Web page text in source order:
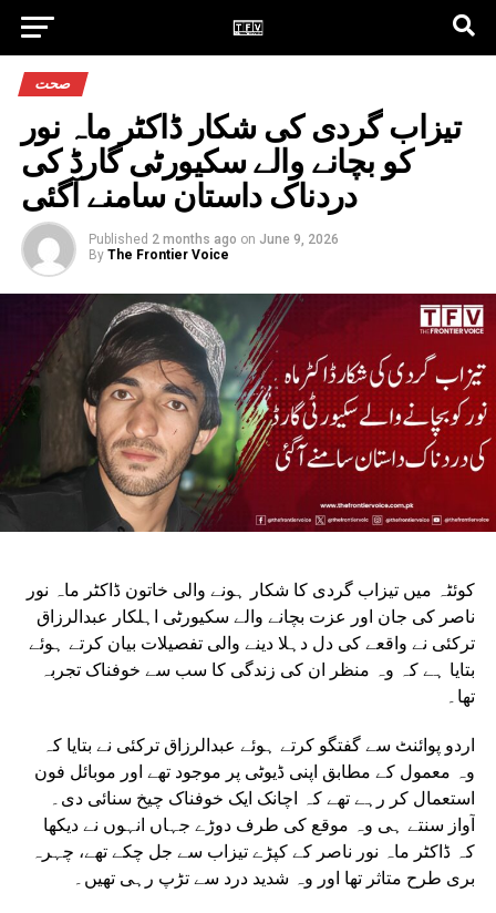
صحت
تیزاب گردی کی شکار ڈاکٹر ماہ نور
کو بچانے والے سکیورٹی گارڈ کی
دردناک داستان سامنے آگئی
Published 2 months ago on June 9, 2026
By The Frontier Voice
کوئٹہ میں تیزاب گردی کا شکار ہونے والی خاتون ڈاکٹر ماہ نور
ناصر کی جان اور عزت بچانے والے سکیورٹی اہلکار عبدالرزاق
ترکئی نے واقعے کی دل دہلا دینے والی تفصیلات بیان کرتے ہوئے
بتایا ہے کہ وہ منظر ان کی زندگی کا سب سے خوفناک تجربہ
تھا۔
اردو پوائنٹ سے گفتگو کرتے ہوئے عبدالرزاق ترکئی نے بتایا کہ
وہ معمول کے مطابق اپنی ڈیوٹی پر موجود تھے اور موبائل فون
استعمال کر رہے تھے کہ اچانک ایک خوفناک چیخ سنائی دی۔
آواز سنتے ہی وہ موقع کی طرف دوڑے جہاں انہوں نے دیکھا
کہ ڈاکٹر ماہ نور ناصر کے کپڑے تیزاب سے جل چکے تھے، چہرہ
بری طرح متاثر تھا اور وہ شدید درد سے تڑپ رہی تھیں۔